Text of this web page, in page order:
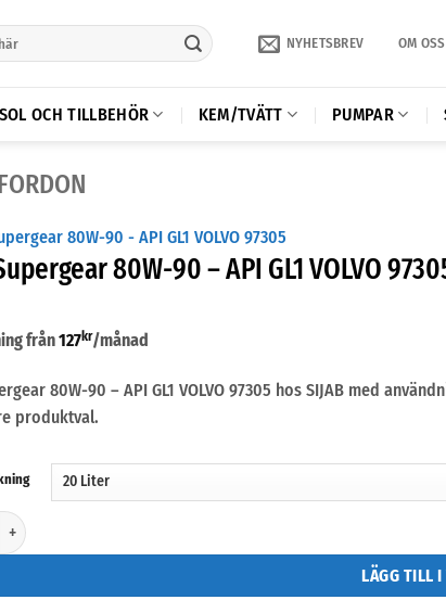
NYHETSBREV OM OSS
OCH TILLBEHÖR KEM/TVÄTT PUMPAR
80W-90 – API GL1 VOLVO
från127kr/månad
80W-90 – API GL1 VOLVO 97305 hos SIJAB med
produktval.
80W-90 - API GL1 VOLVO 97305 mängd
LÄGG TILL